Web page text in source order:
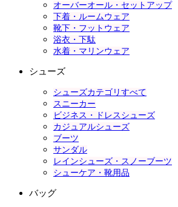
オーバーオール・セットアップ
下着・ルームウェア
靴下・フットウェア
浴衣・下駄
水着・マリンウェア
シューズ
シューズカテゴリすべて
スニーカー
ビジネス・ドレスシューズ
カジュアルシューズ
ブーツ
サンダル
レインシューズ・スノーブーツ
シューケア・靴用品
バッグ